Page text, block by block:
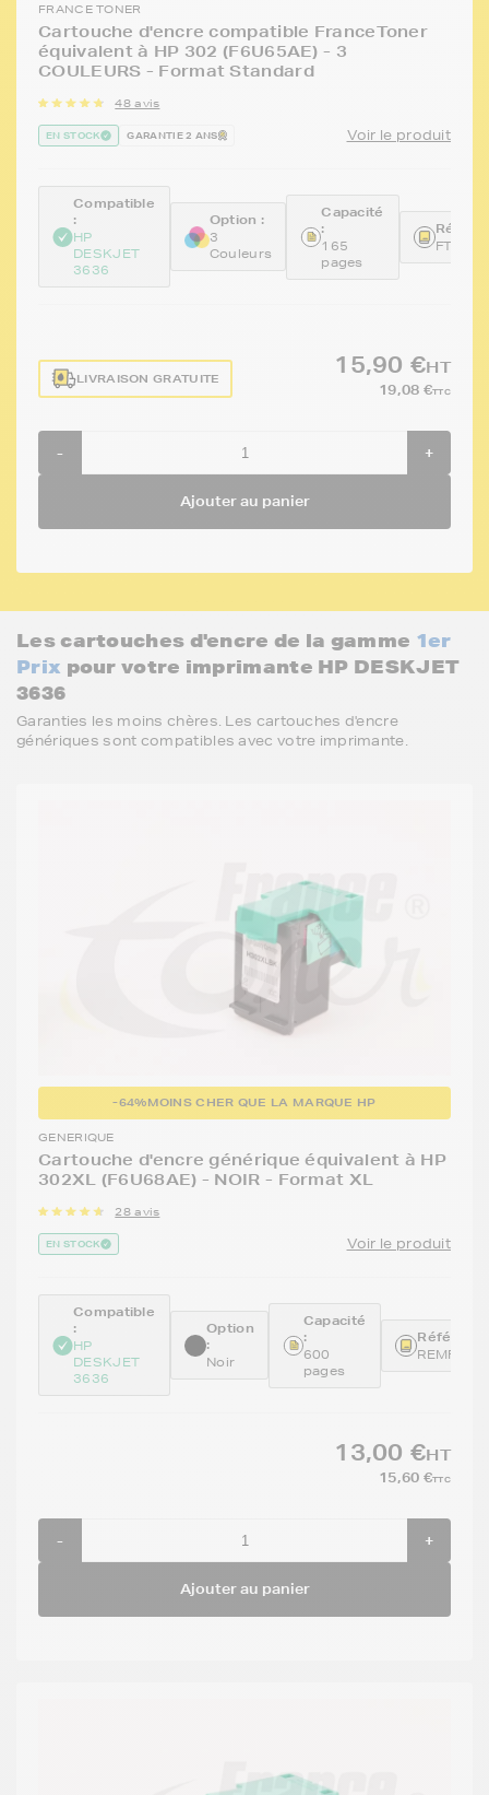
FRANCE TONER
Cartouche d'encre compatible FranceToner
équivalent à HP 302 (F6U65AE) - 3
COULEURS - Format Standard
48 avis
EN STOCK GARANTIE 2 ANS Voir le produit
Compatible
:
HP
DESKJET
3636
Option :
3
Couleurs
Capacité
:
165
pages
LIVRAISON GRATUITE
15,90 €HT
19,08 €TTC
- +
Ajouter au panier
Les cartouches d'encre de la gamme 1er
Prix pour votre imprimante HP DESKJET
3636
Garanties les moins chères. Les cartouches d'encre
génériques sont compatibles avec votre imprimante.
-64%MOINS CHER QUE LA MARQUE HP
GENERIQUE
Cartouche d'encre générique équivalent à HP
302XL (F6U68AE) - NOIR - Format XL
28 avis
EN STOCK Voir le produit
Compatible
:
HP
DESKJET
3636
Option
:
Noir
Capacité
:
600
pages
13,00 €HT
15,60 €TTC
- +
Ajouter au panier